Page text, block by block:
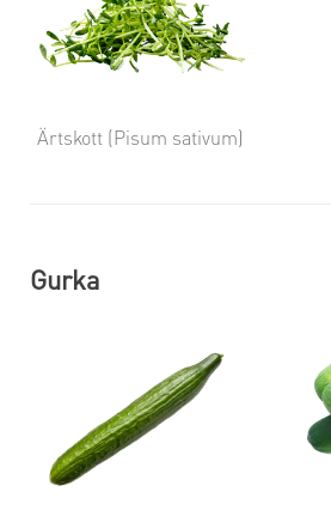
Ärtskott (Pisum sativum)
Gurka